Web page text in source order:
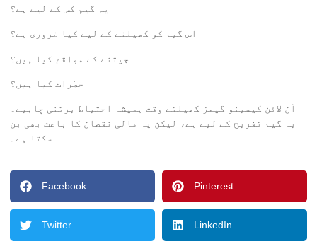
یہ گیم کس کے لیے ہے؟
اس گیم کو کھیلنے کے لیے کیا ضروری ہے؟
جیتنے کے مواقع کیا ہیں؟
خطرات کیا ہیں؟
آن لائن کیسینو گیمز کھیلتے وقت ہمیشہ احتیاط برتنی چاہیے۔
یہ گیم تفریح کے لیے ہے، لیکن یہ مالی نقصان کا باعث بھی بن
سکتا ہے۔
Facebook Pinterest
Twitter LinkedIn